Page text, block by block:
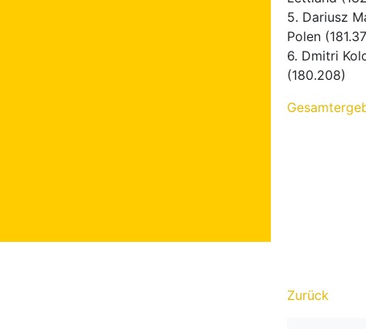
5. Dariusz
Polen
6. Dmitri
(180.208)
Zurück